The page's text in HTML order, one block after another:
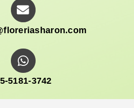
5181-3742